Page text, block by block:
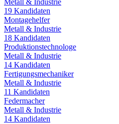
19 Kandidaten
Montagehelfer
Metall & Industrie
18 Kandidaten
Produktionstechnologe
Metall & Industrie
14 Kandidaten
Fertigungsmechaniker
Metall & Industrie
11 Kandidaten
Federmacher
Metall & Industrie
14 Kandidaten